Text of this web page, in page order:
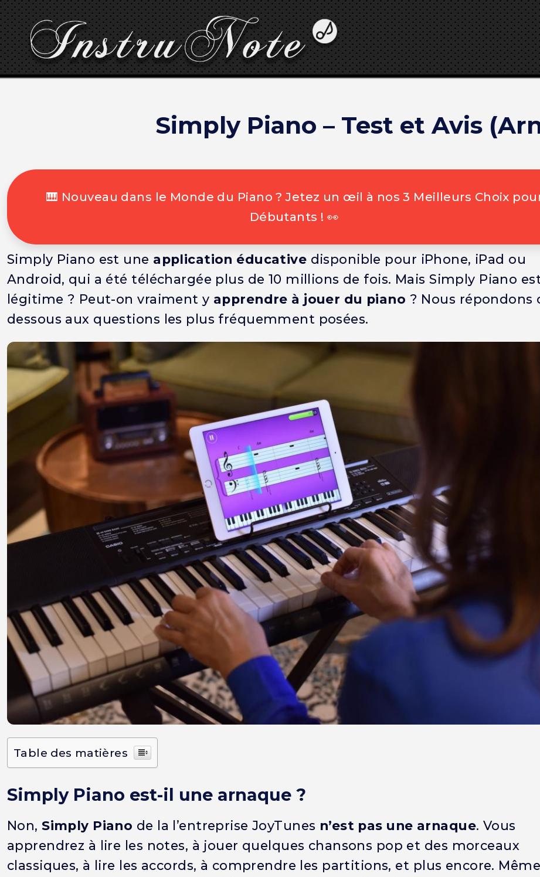
Simply Piano – Test et Avis
🎹 Nouveau dans le Monde du Piano ? Jetez un œil à nos 3 Meilleurs Choix
Débutants ! 👀
Simply Piano est une application éducative disponible pour iPhone, iPad ou
Android, qui a été téléchargée plus de 10 millions de fois. Mais Simply Piano
légitime ? Peut-on vraiment y apprendre à jouer du piano ? Nous répondons
dessous aux questions les plus fréquemment posées.
Table des matières
Simply Piano est-il une arnaque ?
Non, Simply Piano de la l’entreprise JoyTunes n’est pas une arnaque. Vous
apprendrez à lire les notes, à jouer quelques chansons pop et des morceaux
classiques, à lire les accords, à comprendre les partitions, et plus encore.